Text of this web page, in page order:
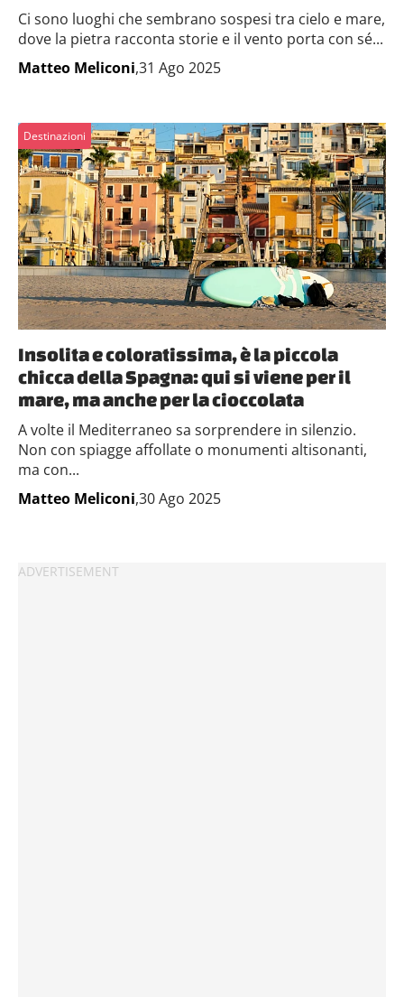
Ci sono luoghi che sembrano sospesi tra cielo e mare,
dove la pietra racconta storie e il vento porta con sé...
Matteo Meliconi,31 Ago 2025
Destinazioni
Insolita e coloratissima, è la piccola
chicca della Spagna: qui si viene per il
mare, ma anche per la cioccolata
A volte il Mediterraneo sa sorprendere in silenzio.
Non con spiagge affollate o monumenti altisonanti,
ma con...
Matteo Meliconi,30 Ago 2025